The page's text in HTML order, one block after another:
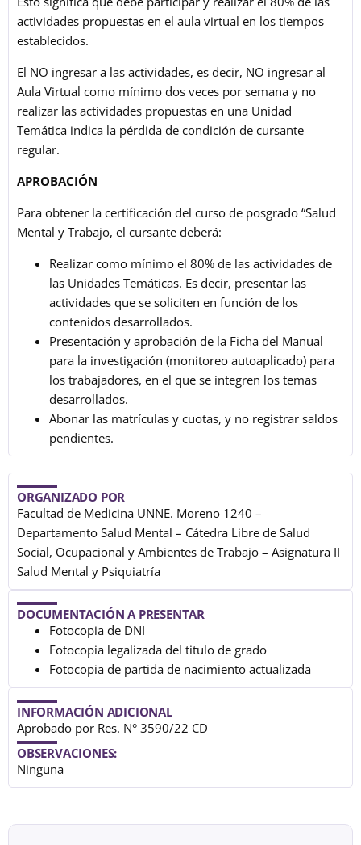
actividades propuestas en el aula virtual en los tiempos
establecidos.
El NO ingresar a las actividades, es decir, NO ingresar al
Aula Virtual como mínimo dos veces por semana y no
realizar las actividades propuestas en una Unidad
Temática indica la pérdida de condición de cursante
regular.
APROBACIÓN
Para obtener la certificación del curso de posgrado “Salud
Mental y Trabajo, el cursante deberá:
Realizar como mínimo el 80% de las actividades de
las Unidades Temáticas. Es decir, presentar las
actividades que se soliciten en función de los
contenidos desarrollados.
Presentación y aprobación de la Ficha del Manual
para la investigación (monitoreo autoaplicado) para
los trabajadores, en el que se integren los temas
desarrollados.
Abonar las matrículas y cuotas, y no registrar saldos
pendientes.
ORGANIZADO POR
Facultad de Medicina UNNE. Moreno 1240 –
Departamento Salud Mental – Cátedra Libre de Salud
Social, Ocupacional y Ambientes de Trabajo – Asignatura II
Salud Mental y Psiquiatría
DOCUMENTACIÓN A PRESENTAR
Fotocopia de DNI
Fotocopia legalizada del titulo de grado
Fotocopia de partida de nacimiento actualizada
INFORMACIÓN ADICIONAL
Aprobado por Res. N° 3590/22 CD
OBSERVACIONES:
Ninguna